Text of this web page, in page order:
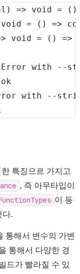
) => void = ( )
void = ( ) =>
void = ( ) =>
with --
with --
한 특징으르 가지고
, 즉 아무타입이
이 등
다.
통해서 변수의 가변
통해서 다양한 경
드가 빨라질 수 있